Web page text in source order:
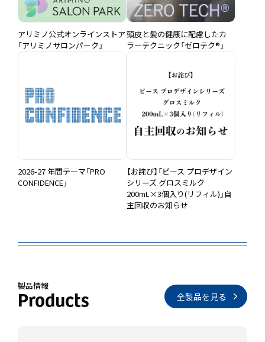
アリミノ公式オンラインストア
「アリミノサロンパーク」
頭皮と髪の健康に配慮したカ
ラーテクニック「ゼロテク®︎」
2026-27 年間テーマ「PRO
CONFIDENCE」
【お詫び】「ピース プロデザイン
シリーズ グロスミルク
200mL×3個入り(リフィル)」自
主回収のお知らせ
製品情報
全製品を見る